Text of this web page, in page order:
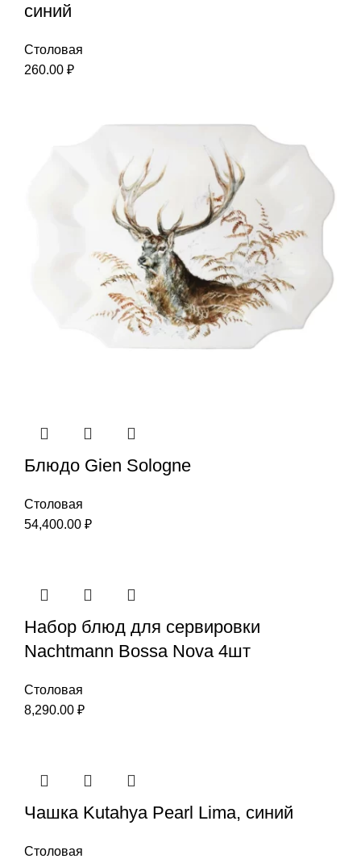
синий
Столовая
260.00 ₽
Блюдо Gien Sologne
Столовая
54,400.00 ₽
Набор блюд для сервировки
Nachtmann Bossa Nova 4шт
Столовая
8,290.00 ₽
Чашка Kutahya Pearl Lima, синий
Столовая